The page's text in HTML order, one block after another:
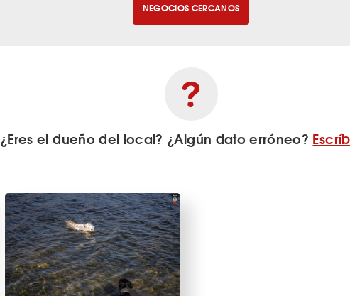
NEGOCIOS CERCANOS
¿Eres el dueño del local? ¿Algún dato erróneo?